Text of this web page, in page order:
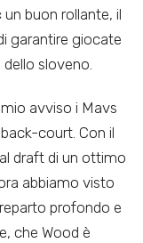
un buon rollante, il
garantire giocate
sloveno.
avviso i Mavs
court. Con il
draft di un ottimo
abbiamo visto
profondo e
che Wood è